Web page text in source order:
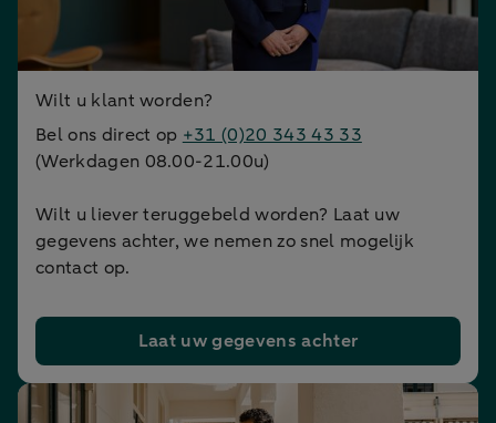
Wilt u klant worden?
Bel ons direct op +31 (0)20 343 43 33
(Werkdagen 08.00-21.00u)
Wilt u liever teruggebeld worden? Laat uw
gegevens achter, we nemen zo snel mogelijk
contact op.
Laat uw gegevens achter